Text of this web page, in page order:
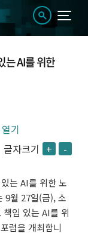
는 AI를 위한
기
글자크기 + -